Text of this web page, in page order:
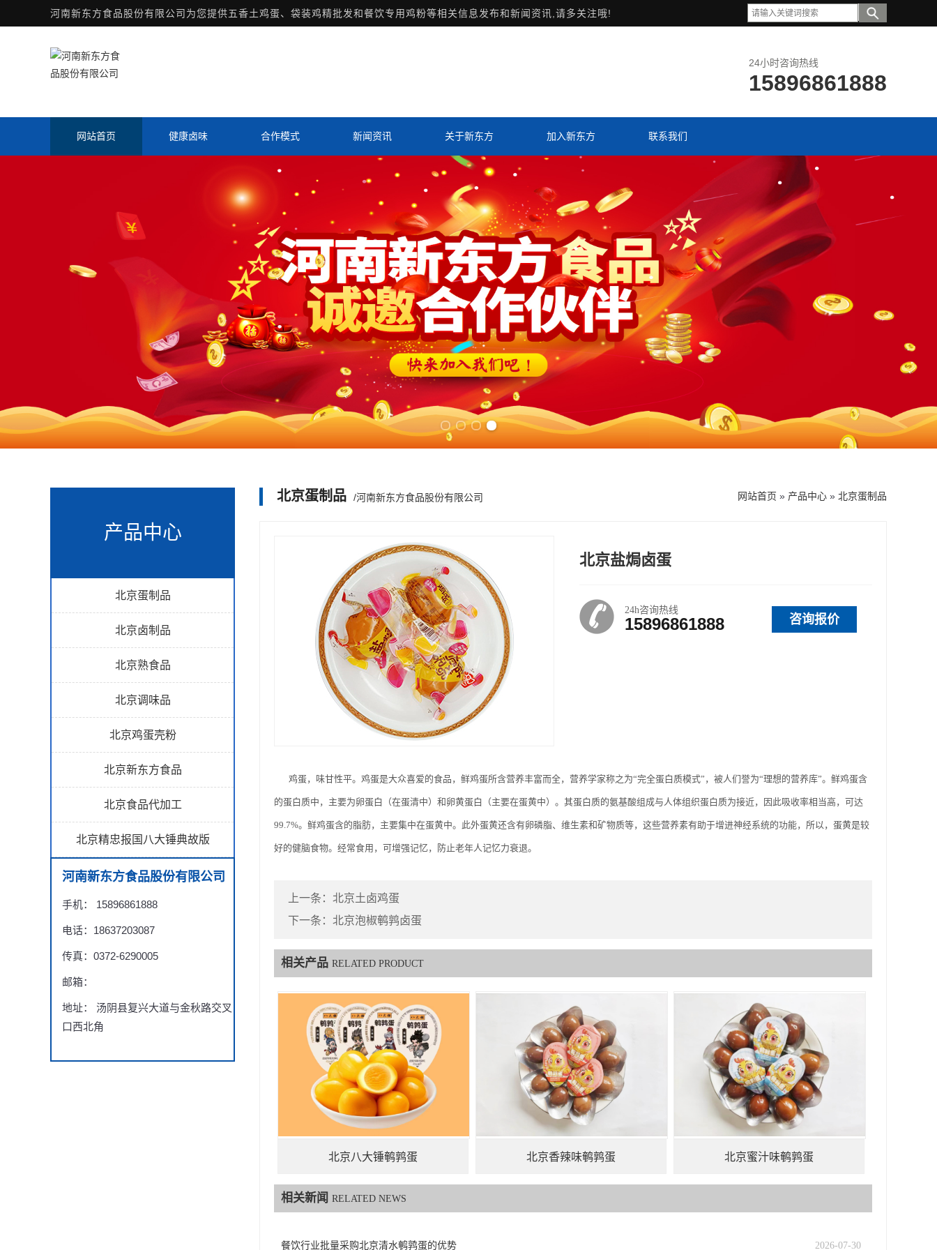
河南新东方食品股份有限公司为您提供五香土鸡蛋、袋装鸡精批发和餐饮专用鸡粉等相关信息发布和新闻资讯,请多关注哦!
24小时咨询热线
15896861888
网站首页 健康卤味 合作模式 新闻资讯 关于新东方 加入新东方 联系我们
产品中心
北京蛋制品
北京卤制品
北京熟食品
北京调味品
北京鸡蛋壳粉
北京新东方食品
北京食品代加工
北京精忠报国八大锤典故版
河南新东方食品股份有限公司
手机： 15896861888
电话：18637203087
传真：0372-6290005
邮箱：
地址： 汤阴县复兴大道与金秋路交叉
口西北角
北京蛋制品 /河南新东方食品股份有限公司 网站首页 » 产品中心 » 北京蛋制品
北京盐焗卤蛋
咨询报价
24h咨询热线
15896861888
鸡蛋，味甘性平。鸡蛋是大众喜爱的食品，鲜鸡蛋所含营养丰富而全，营养学家称之为“完全蛋白质模式”，被人们誉为“理想的营养库”。鲜鸡蛋含
的蛋白质中，主要为卵蛋白（在蛋清中）和卵黄蛋白（主要在蛋黄中）。其蛋白质的氨基酸组成与人体组织蛋白质为接近，因此吸收率相当高，可达
99.7%。鲜鸡蛋含的脂肪，主要集中在蛋黄中。此外蛋黄还含有卵磷脂、维生素和矿物质等，这些营养素有助于增进神经系统的功能，所以，蛋黄是较
好的健脑食物。经常食用，可增强记忆，防止老年人记忆力衰退。
上一条： 北京土卤鸡蛋
下一条： 北京泡椒鹌鹑卤蛋
相关产品 RELATED PRODUCT
北京八大锤鹌鹑蛋 北京香辣味鹌鹑蛋 北京蜜汁味鹌鹑蛋
相关新闻 RELATED NEWS
餐饮行业批量采购北京清水鹌鹑蛋的优势 2026-07-30